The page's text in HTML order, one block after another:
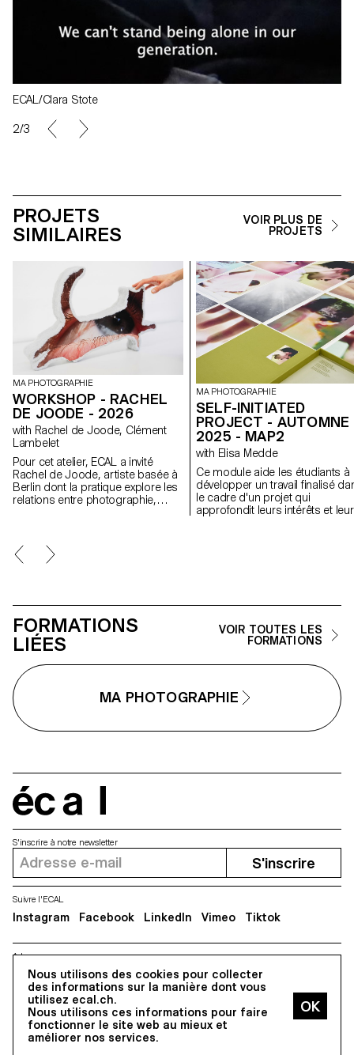
ECAL/Clara Stote
2/3
PROJETS
SIMILAIRES
VOIR PLUS DE
PROJETS
MA PHOTOGRAPHIE
WORKSHOP - RACHEL
DE JOODE - 2026
with Rachel de Joode, Clément
Lambelet
Pour cet atelier, ECAL a invité
Rachel de Joode, artiste basée à
Berlin dont la pratique explore les
relations entre photographie,
transformation d’images
photographiques en formes
considérant les images comme
des surfaces à découper, plier,
superposer et assembler pour
créer des objets sculpturaux. À
travers des tests rapides et des
expérimentations matérielles,
l’atelier a encouragé les
étudiant·e·s à naviguer
constamment entre image,
images photographiques peuvent
acquérir une présence physique
et occuper l’espace au-delà de
l’écran.
MA PHOTOGRAPHIE
SELF-INITIATED
PROJECT - AUTOMNE
2025 - MAP2
with Elisa Medde
Ce module aide les étudiants à
développer un travail finalisé
le cadre d'un projet qui
approfondit leurs intérêts et
installation, un projet en ligne,
performance.
FORMATIONS
LIÉES
VOIR TOUTES LES
FORMATIONS
MA PHOTOGRAPHIE
Nous utilisons des cookies pour collecter
des informations sur la manière dont vous
utilisez ecal.ch.
Nous utilisons ces informations pour faire
fonctionner le site web au mieux et
améliorer nos services.
Adresse
5, avenue du Temple, CH-1020 Renens
S'inscrire à notre newsletter
S'inscrire
Suivre l'ECAL
Instagram Facebook LinkedIn Vimeo Tiktok
Tous droits réservés @2026
Contact Impressum Hub Presse